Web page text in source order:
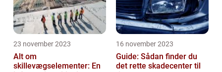
23 november 2023
Alt om
skillevægselementer: En
16 november 2023
Guide: Sådan finder du
det rette skadecenter til